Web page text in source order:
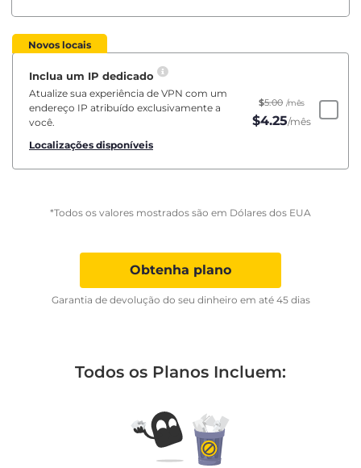
Novos locais
Inclua um IP dedicado
Atualize sua experiência de VPN com um
endereço IP atribuído exclusivamente a
você.
Localizações disponíveis
$5.00 /mês
$4.25/mês
*Todos os valores mostrados são em Dólares dos EUA
Obtenha plano
Garantia de devolução do seu dinheiro em até 45 dias
Todos os Planos Incluem: